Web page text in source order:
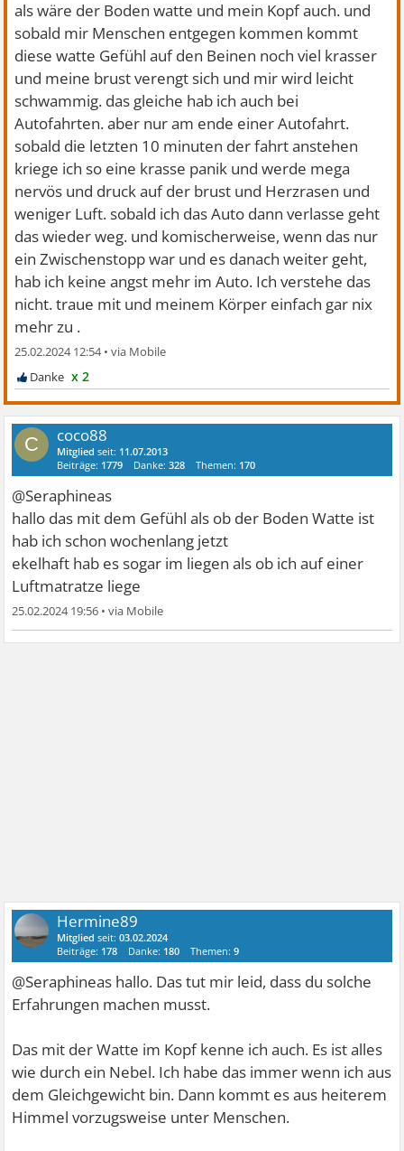
als wäre der Boden watte und mein Kopf auch. und
sobald mir Menschen entgegen kommen kommt
diese watte Gefühl auf den Beinen noch viel krasser
und meine brust verengt sich und mir wird leicht
schwammig. das gleiche hab ich auch bei
Autofahrten. aber nur am ende einer Autofahrt.
sobald die letzten 10 minuten der fahrt anstehen
kriege ich so eine krasse panik und werde mega
nervös und druck auf der brust und Herzrasen und
weniger Luft. sobald ich das Auto dann verlasse geht
das wieder weg. und komischerweise, wenn das nur
ein Zwischenstopp war und es danach weiter geht,
hab ich keine angst mehr im Auto. Ich verstehe das
nicht. traue mit und meinem Körper einfach gar nix
mehr zu .
25.02.2024 12:54•
x 2
C coco88
Mitglied seit: 11.07.2013
Beiträge: 1779 Danke:328 Themen: 170
@Seraphineas
hallo das mit dem Gefühl als ob der Boden Watte ist
hab ich schon wochenlang jetzt
ekelhaft hab es sogar im liegen als ob ich auf einer
Luftmatratze liege
25.02.2024 19:56 •
Hermine89
Mitglied seit:03.02.2024
Beiträge: 178 Danke: 180 Themen:9
@Seraphineas hallo. Das tut mir leid, dass du solche
Erfahrungen machen musst.
Das mit der Watte im Kopf kenne ich auch. Es ist alles
wie durch ein Nebel. Ich habe das immer wenn ich aus
dem Gleichgewicht bin. Dann kommt es aus heiterem
Himmel vorzugsweise unter Menschen.